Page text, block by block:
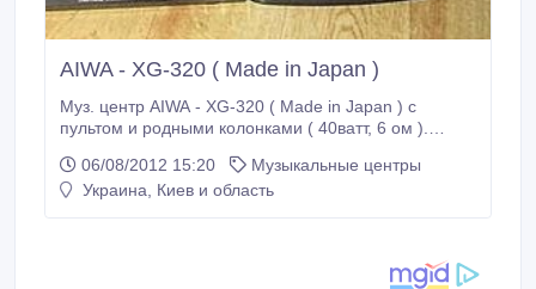
AIWA - XG-320 ( Made in Japan )
Муз. центр AIWA - XG-320 ( Made in Japan ) с
пультом и родными колонками ( 40ватт, 6 ом ).
Радио - ловит наши ФМ-станции. Диск работает,
играет. Кассета - Обе деки не мотают кассеты.
06/08/2012 15:20
Музыкальные центры
Украина, Киев и область